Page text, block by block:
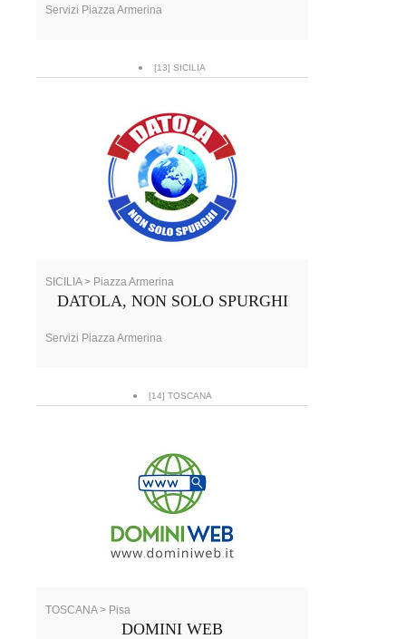
Servizi Piazza Armerina
[13] SICILIA
SICILIA > Piazza Armerina
DATOLA, NON SOLO SPURGHI
Servizi Piazza Armerina
[14] TOSCANA
TOSCANA > Pisa
DOMINI WEB